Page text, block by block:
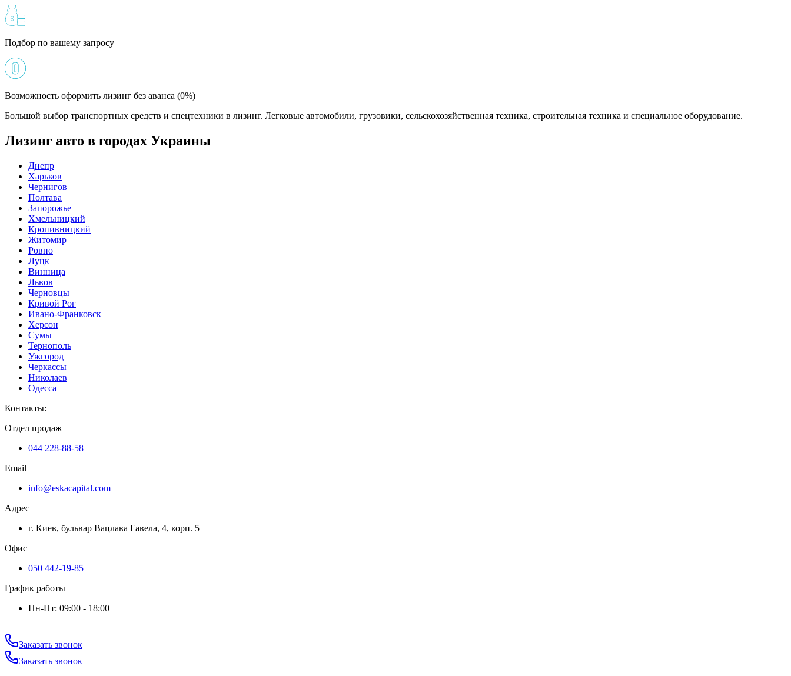
Подбор по вашему запросу
Возможность оформить лизинг без аванса (0%)
Большой выбор транспортных средств и спецтехники в лизинг. Легковые автомобили, грузовики, сельскохозяйственная техника, строительная техника и специальное оборудование.
Лизинг авто в городах Украины
Днепр
Харьков
Чернигов
Полтава
Запорожье
Хмельницкий
Кропивницкий
Житомир
Ровно
Луцк
Винница
Львов
Черновцы
Кривой Рог
Ивано-Франковск
Херсон
Сумы
Тернополь
Ужгород
Черкассы
Николаев
Одесса
Контакты:
Отдел продаж
044 228-88-58
Email
info@eskacapital.com
Адрес
г. Киев, бульвар Вацлава Гавела, 4, корп. 5
Офис
050 442-19-85
График работы
Пн-Пт: 09:00 - 18:00
Заказать звонок
Заказать звонок